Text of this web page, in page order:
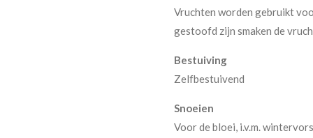
Vruchten worden gebruikt
gestoofd zijn smaken de
Bestuiving
Zelfbestuivend
Snoeien
Voor de bloei, i.v.m.